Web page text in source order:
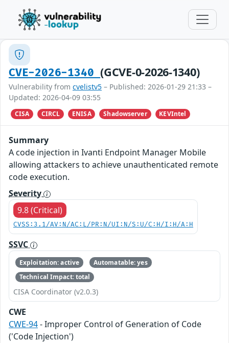
CVE-2026-1340(GCVE-0-2026-1340)
Vulnerability from cvelistv5 – Published: 2026-01-29 21:33 –
Updated: 2026-04-09 03:55
CISA CIRCL ENISA Shadowserver KEVIntel
Summary
A code injection in Ivanti Endpoint Manager Mobile
allowing attackers to achieve unauthenticated remote
code execution.
Severity
9.8 (Critical)
CVSS:3.1/AV:N/AC:L/PR:N/UI:N/S:U/C:H/I:H/A:H
SSVC
Exploitation: active
Automatable: yes
Technical Impact: total
CISA Coordinator (v2.0.3)
CWE
CWE-94- Improper Control of Generation of Code
('Code Injection')